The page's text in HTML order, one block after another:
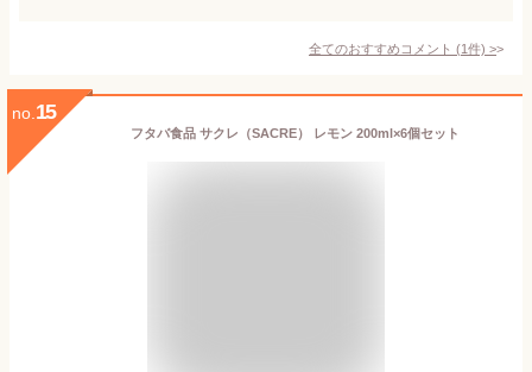
全てのおすすめコメント (1件) >
no. 15
フタバ食品 サクレ（SACRE） レモン 200ml×6個セット